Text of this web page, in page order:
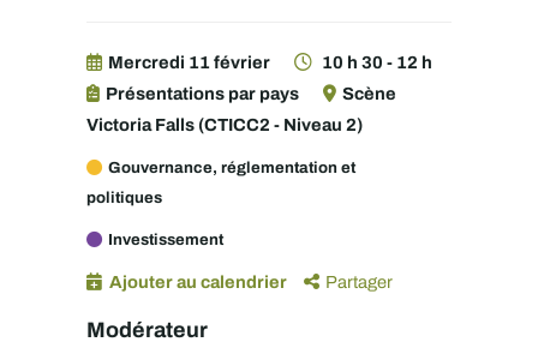
Mercredi 11 février
10 h 30 - 12 h
Présentations par pays
Scène
Victoria Falls (CTICC2 - Niveau 2)
Gouvernance, réglementation et
politiques
Investissement
Ajouter au calendrier Partager
Modérateur